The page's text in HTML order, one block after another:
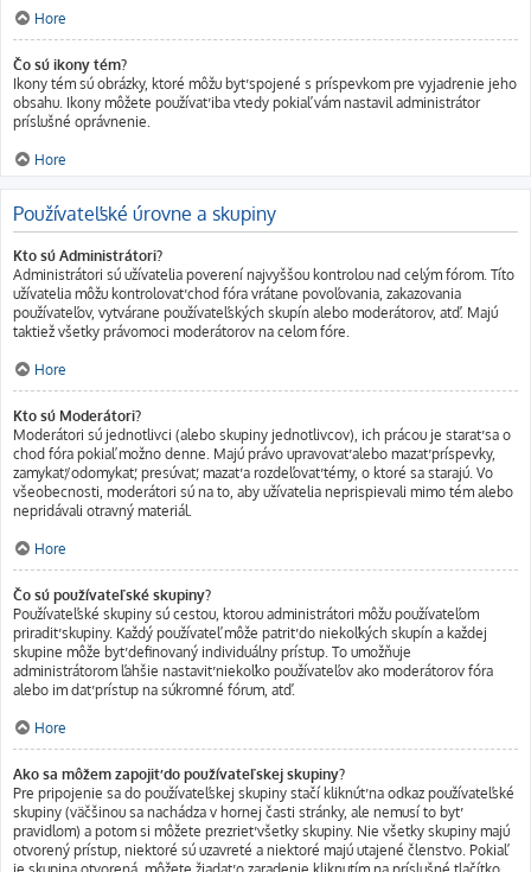
Hore
Čo sú ikony tém?
Ikony tém sú obrázky, ktoré môžu byť spojené s príspevkom pre vyjadrenie jeho
obsahu. Ikony môžete používať iba vtedy pokiaľ vám nastavil administrátor
príslušné oprávnenie.
Hore
Používateľské úrovne a skupiny
Kto sú Administrátori?
Administrátori sú užívatelia poverení najvyššou kontrolou nad celým fórom. Títo
užívatelia môžu kontrolovať chod fóra vrátane povoľovania, zakazovania
používateľov, vytvárane používateľských skupín alebo moderátorov, atď. Majú
taktiež všetky právomoci moderátorov na celom fóre.
Hore
Kto sú Moderátori?
Moderátori sú jednotlivci (alebo skupiny jednotlivcov), ich prácou je starať sa o
chod fóra pokiaľ možno denne. Majú právo upravovať alebo mazať príspevky,
zamykať/odomykať, presúvať, mazať a rozdeľovať témy, o ktoré sa starajú. Vo
všeobecnosti, moderátori sú na to, aby užívatelia neprispievali mimo tém alebo
nepridávali otravný materiál.
Hore
Čo sú používateľské skupiny?
Používateľské skupiny sú cestou, ktorou administrátori môžu používateľom
priradiť skupiny. Každý používateľ môže patriť do niekoľkých skupín a každej
skupine môže byť definovaný individuálny prístup. To umožňuje
administrátorom ľahšie nastaviť niekoľko používateľov ako moderátorov fóra
alebo im dať prístup na súkromné fórum, atď.
Hore
Ako sa môžem zapojiť do používateľskej skupiny?
Pre pripojenie sa do používateľskej skupiny stačí kliknúť na odkaz používateľské
skupiny (väčšinou sa nachádza v hornej časti stránky, ale nemusí to byť
pravidlom) a potom si môžete prezrieť všetky skupiny. Nie všetky skupiny majú
otvorený prístup, niektoré sú uzavreté a niektoré majú utajené členstvo. Pokiaľ